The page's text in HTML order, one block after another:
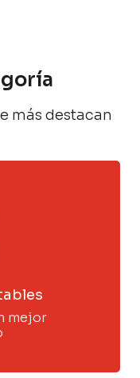
más destacan
mejor